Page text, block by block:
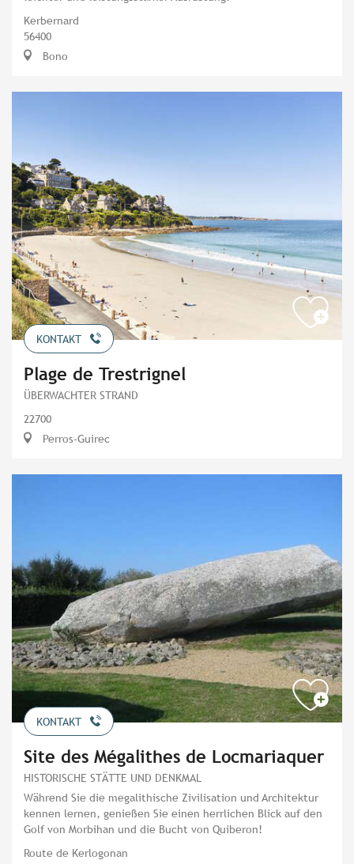
Kerbernard
56400
Bono
KONTAKT
Plage de Trestrignel
ÜBERWACHTER STRAND
22700
Perros-Guirec
KONTAKT
Site des Mégalithes de Locmariaquer
HISTORISCHE STÄTTE UND DENKMAL
Während Sie die megalithische Zivilisation und Architektur
kennen lernen, genießen Sie einen herrlichen Blick auf den
Golf von Morbihan und die Bucht von Quiberon!
Route de Kerlogonan